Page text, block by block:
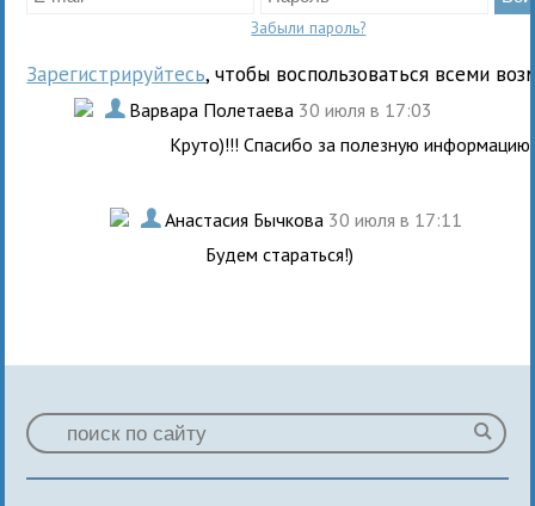
Забыли пароль?
Зарегистрируйтесь, чтобы воспользоваться всеми
. Варвара Полетаева 30 июля в 17:03
Круто)!!! Спасибо за полезную информацию!
. Анастасия Бычкова 30 июля в 17:11
Будем стараться!)